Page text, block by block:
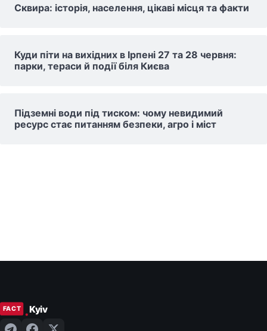
Сквира: історія, населення, цікаві місця та факти
Куди піти на вихідних в Ірпені 27 та 28 червня:
парки, тераси й події біля Києва
Підземні води під тиском: чому невидимий
ресурс стає питанням безпеки, агро і міст